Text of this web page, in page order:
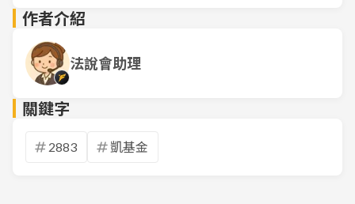
作者介紹
法說會助理
關鍵字
2883 凱基金